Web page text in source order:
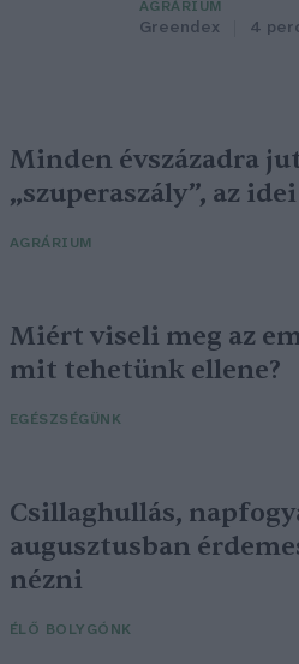
AGRÁRIUM
Greendex 4
Minden évszázadra
„szuperaszály”, az
AGRÁRIUM
Miért viseli meg az
mit tehetünk ellene?
EGÉSZSÉGÜNK
Csillaghullás,
augusztusban
nézni
ÉLŐ BOLYGÓNK